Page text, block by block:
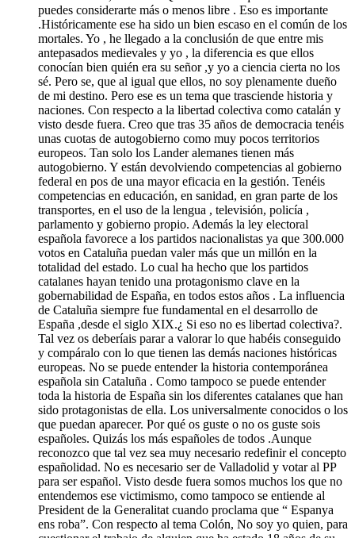
puedes considerarte más o menos libre . Eso es importante
.Históricamente ese ha sido un bien escaso en el común de los
mortales. Yo , he llegado a la conclusión de que entre mis
antepasados medievales y yo , la diferencia es que ellos
conocían bien quién era su señor ,y yo a ciencia cierta no los
sé. Pero se, que al igual que ellos, no soy plenamente dueño
de mi destino. Pero ese es un tema que trasciende historia y
naciones. Con respecto a la libertad colectiva como catalán y
visto desde fuera. Creo que tras 35 años de democracia tenéis
unas cuotas de autogobierno como muy pocos territorios
europeos. Tan solo los Lander alemanes tienen más
autogobierno. Y están devolviendo competencias al gobierno
federal en pos de una mayor eficacia en la gestión. Tenéis
competencias en educación, en sanidad, en gran parte de los
transportes, en el uso de la lengua , televisión, policía ,
parlamento y gobierno propio. Además la ley electoral
española favorece a los partidos nacionalistas ya que 300.000
votos en Cataluña puedan valer más que un millón en la
totalidad del estado. Lo cual ha hecho que los partidos
catalanes hayan tenido una protagonismo clave en la
gobernabilidad de España, en todos estos años . La influencia
de Cataluña siempre fue fundamental en el desarrollo de
España ,desde el siglo XIX.¿ Si eso no es libertad colectiva?.
Tal vez os deberíais parar a valorar lo que habéis conseguido
y compáralo con lo que tienen las demás naciones históricas
europeas. No se puede entender la historia contemporánea
española sin Cataluña . Como tampoco se puede entender
toda la historia de España sin los diferentes catalanes que han
sido protagonistas de ella. Los universalmente conocidos o los
que puedan aparecer. Por qué os guste o no os guste sois
españoles. Quizás los más españoles de todos .Aunque
reconozco que tal vez sea muy necesario redefinir el concepto
españolidad. No es necesario ser de Valladolid y votar al PP
para ser español. Visto desde fuera somos muchos los que no
entendemos ese victimismo, como tampoco se entiende al
President de la Generalitat cuando proclama que “ Espanya
ens roba”. Con respecto al tema Colón, No soy yo quien, para